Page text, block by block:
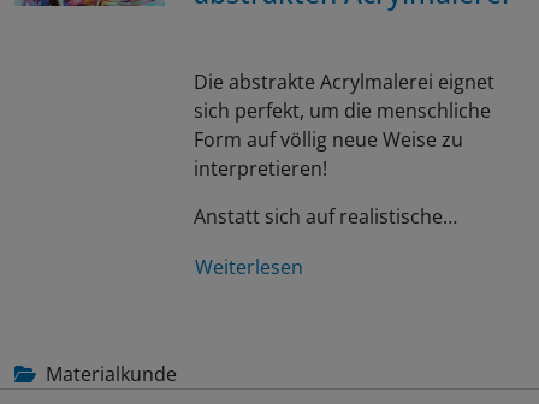
Die abstrakte Acrylmalerei eignet
sich perfekt, um die menschliche
Form auf völlig neue Weise zu
interpretieren!
Anstatt sich auf realistische…
Weiterlesen
Materialkunde